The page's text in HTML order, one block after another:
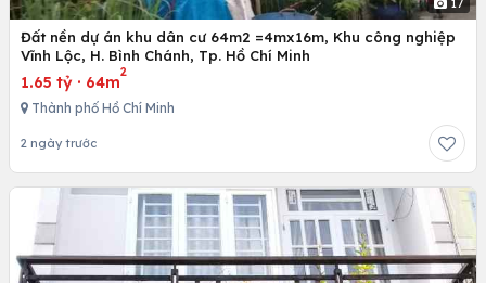
17
Đất nền dự án khu dân cư 64m2 =4mx16m, Khu công nghiệp
Vĩnh Lộc, H. Bình Chánh, Tp. Hồ Chí Minh
1.65 tỷ · 64m
2
Thành phố Hồ Chí Minh
2 ngày trước